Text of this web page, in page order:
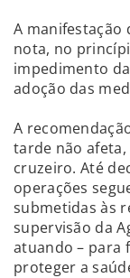
A manifestação
nota, no
impedimento
adoção das
A
tarde não
cruzeiro. Até
operações
submetidas às
supervisão da
atuando – para
proteger a